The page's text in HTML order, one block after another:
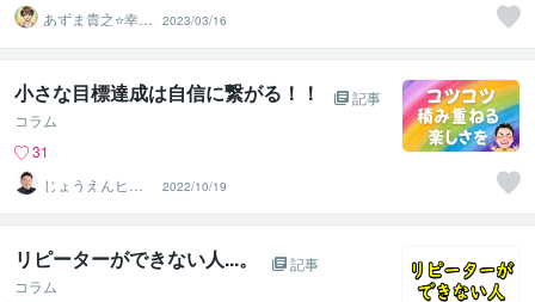
あずま貴之⭐幸せ
自分軸の生き方
育成コーチ
2023/03/16
小さな目標達成は自信に繋がる！！
記事
コラム
31
じょうえんヒカ
ル⭐️介護業界の救
世主
2022/10/19
リピーターができない人...。
記事
コラム